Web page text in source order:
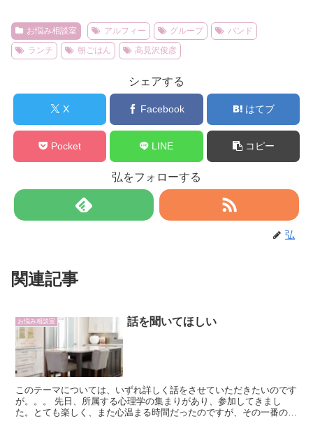
お悩み相談室 アルフィー グループ
バンド
ランチ
朝ごはん 高見沢俊彦
シェアする
X Facebook はてブ
Pocket LINE コピー
弘をフォローする
弘
関連記事
お悩み相談室 話を聞いてほしい
このテーマについては、いずれ詳しく話をさせていただきたいのです
が。。。 先日、所属する心理学の集まりがあり、参加してきまし
た。とても楽しく、また心温まる時間だったのですが、その一番の要